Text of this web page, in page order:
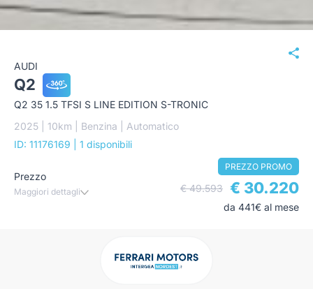
AUDI
Q2
Q2 35 1.5 TFSI S LINE EDITION S-TRONIC
2025 | 10km | Benzina | Automatico
ID: 11176169
| 1 disponibili
Prezzo
Maggiori dettagli
PREZZO PROMO
€ 49.593 € 30.220
da 441€ al mese